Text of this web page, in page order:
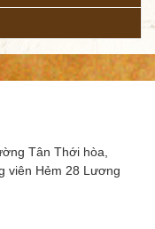
Tân Thới hòa,
viên Hẻm 28 Lương